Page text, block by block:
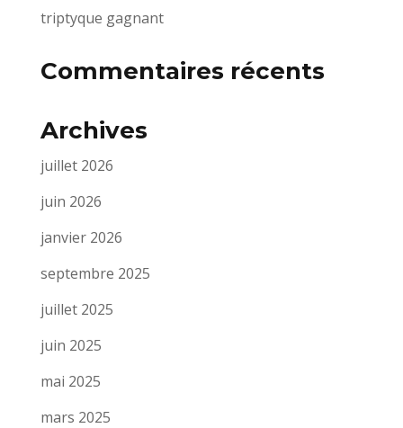
triptyque gagnant
Commentaires récents
Archives
juillet 2026
juin 2026
janvier 2026
septembre 2025
juillet 2025
juin 2025
mai 2025
mars 2025